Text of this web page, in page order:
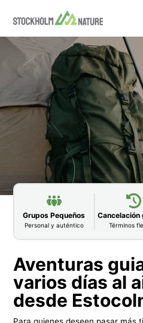
Grupos Pequeños
Personal y auténtico Términos
Aventuras
varios días al
desde